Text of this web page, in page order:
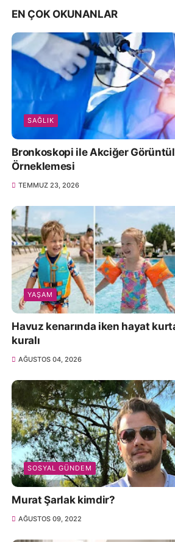
EN ÇOK OKUNANLAR
SAĞLIK
Bronkoskopi ile Akciğer
Örneklemesi
TEMMUZ 23, 2026
YAŞAM
Havuz kenarında iken hayat
kuralı
AĞUSTOS 04, 2026
SOSYAL GÜNDEM
Murat Şarlak kimdir?
AĞUSTOS 09, 2022